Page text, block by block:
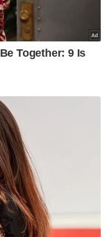
majlis.
380
yang
kes itu
penyiasat
Jusoh di
pernah ‘kantoi’
dua warga